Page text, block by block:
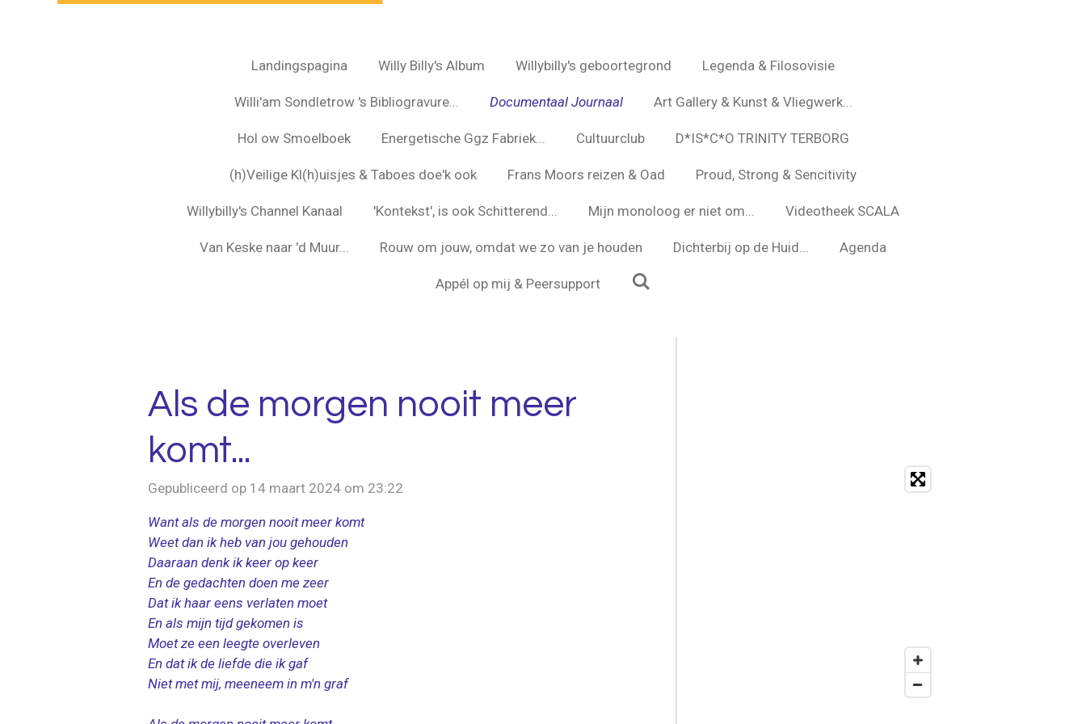
Landingspagina Willy Billy's Album Willybilly's geboortegrond Legenda & Filosovisie
Willi'am Sondletrow 's Bibliogravure... Documentaal Journaal Art Gallery & Kunst & Vliegwerk...
Hol ow Smoelboek Energetische Ggz Fabriek... Cultuurclub D*IS*C*O TRINITY TERBORG
(h)Veilige Kl(h)uisjes & Taboes doe'k ook Frans Moors reizen & Oad Proud, Strong & Sencitivity
Willybilly's Channel Kanaal 'Kontekst', is ook Schitterend... Mijn monoloog er niet om... Videotheek SCALA
Van Keske naar 'd Muur... Rouw om jouw, omdat we zo van je houden Dichterbij op de Huid... Agenda
Appél op mij & Peersupport
Als de morgen nooit meer
komt...
Gepubliceerd op 14 maart 2024 om 23:22
Want als de morgen nooit meer komt
Weet dan ik heb van jou gehouden
Daaraan denk ik keer op keer
En de gedachten doen me zeer
Dat ik haar eens verlaten moet
En als mijn tijd gekomen is
Moet ze een leegte overleven
En dat ik de liefde die ik gaf
Niet met mij, meeneem in m'n graf